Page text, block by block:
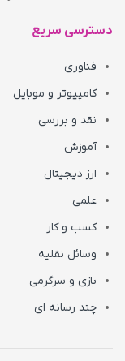
دسترسی سریع
فناوری
کامپیوتر و موبایل
نقد و بررسی
آموزش
ارز دیجیتال
علمی
کسب و کار
وسائل نقلیه
بازی و سرگرمی
چند رسانه ای